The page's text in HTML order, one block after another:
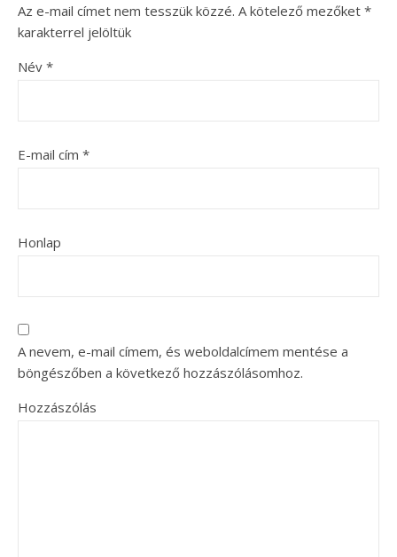
Az e-mail címet nem tesszük közzé. A kötelező mezőket *
karakterrel jelöltük
Név *
E-mail cím *
Honlap
A nevem, e-mail címem, és weboldalcímem mentése a
böngészőben a következő hozzászólásomhoz.
Hozzászólás